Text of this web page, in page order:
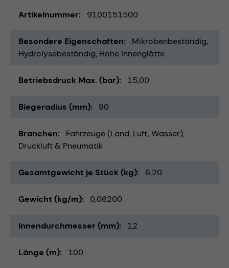
Artikelnummer 9100151500
Besondere Eigenschaften
Mikrobenbeständig
Hydrolysebeständig Hohe Innenglätte
Betriebsdruck Max. (bar) 15,00
Biegeradius (mm) 90
Branchen
Fahrzeuge (Land, Luft, Wasser)
Druckluft & Pneumatik
Gesamtgewicht je Stück (kg) 6,20
Gewicht (kg/m) 0,06200
Innendurchmesser (mm) 12
Länge (m) 100